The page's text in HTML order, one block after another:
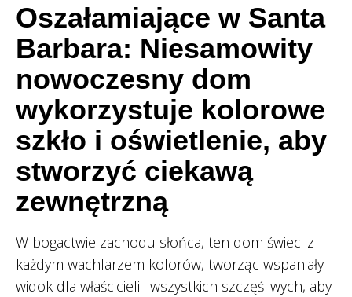
Oszałamiające w Santa
Barbara: Niesamowity
nowoczesny dom
wykorzystuje kolorowe
szkło i oświetlenie, aby
stworzyć ciekawą
zewnętrzną
W bogactwie zachodu słońca, ten dom świeci z
każdym wachlarzem kolorów, tworząc wspaniały
widok dla właścicieli i wszystkich szczęśliwych, aby